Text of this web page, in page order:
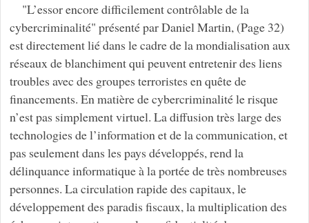
"L’essor encore difficilement contrôlable de la
cybercriminalité" présenté par Daniel Martin, (Page 32)
est directement lié dans le cadre de la mondialisation aux
réseaux de blanchiment qui peuvent entretenir des liens
troubles avec des groupes terroristes en quête de
financements. En matière de cybercriminalité le risque
n’est pas simplement virtuel. La diffusion très large des
technologies de l’information et de la communication, et
pas seulement dans les pays développés, rend la
délinquance informatique à la portée de très nombreuses
personnes. La circulation rapide des capitaux, le
développement des paradis fiscaux, la multiplication des